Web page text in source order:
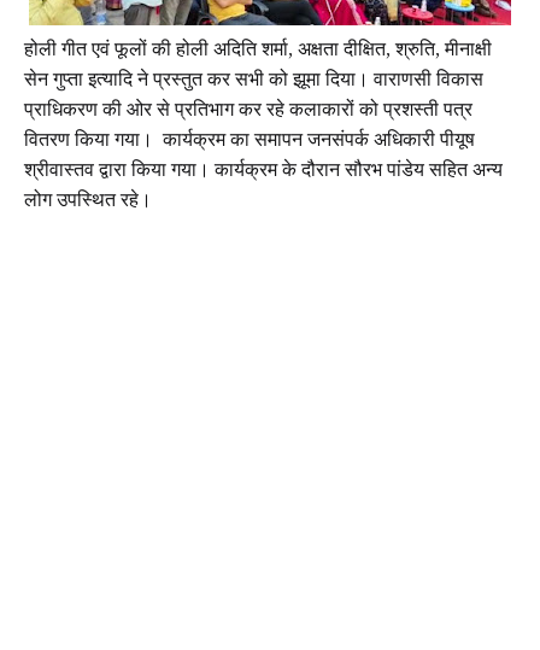
होली गीत एवं फूलों की होली अदिति शर्मा, अक्षता दीक्षित, श्रुति, मीनाक्षी
सेन गुप्ता इत्यादि ने प्रस्तुत कर सभी को झूमा दिया। वाराणसी विकास
प्राधिकरण की ओर से प्रतिभाग कर रहे कलाकारों को प्रशस्ती पत्र
वितरण किया गया। कार्यक्रम का समापन जनसंपर्क अधिकारी पीयूष
श्रीवास्तव द्वारा किया गया। कार्यक्रम के दौरान सौरभ पांडेय सहित अन्य
लोग उपस्थित रहे।